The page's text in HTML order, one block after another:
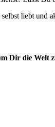
liebt und
Dir die Welt